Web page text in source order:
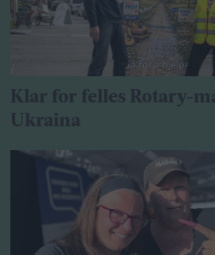
Klar for felles Rotary-
Ukraina